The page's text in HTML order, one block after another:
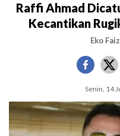
Raffi Ahmad
Kecantikan
Eko
Senin, 14